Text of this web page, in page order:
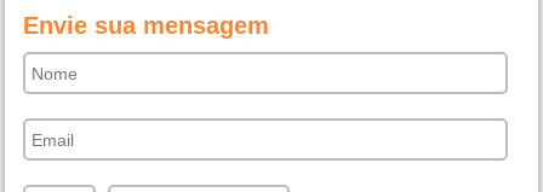
Envie sua mensagem